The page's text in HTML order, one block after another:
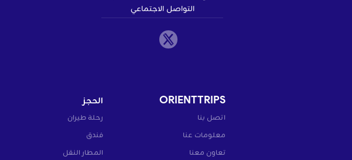
التواصل الاجتماعي
ORIENTTRIPS
اتصل بنا
معلومات عنا
تعاون معنا
الحجز
رحلة طيران
فندق
المطار النقل